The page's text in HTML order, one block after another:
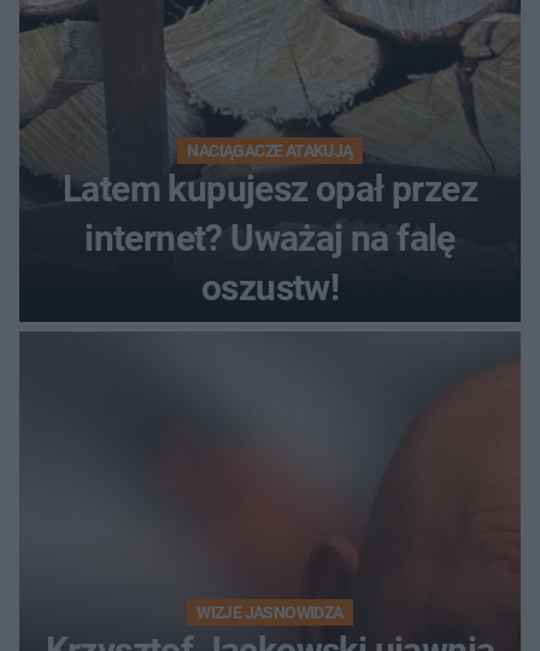
NACIĄGACZE ATAKUJĄ
Latem kupujesz opał przez
internet? Uważaj na falę
oszustw!
WIZJE JASNOWIDZA